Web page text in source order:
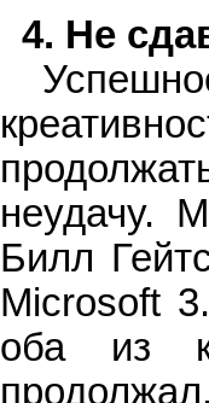
4. Не
неудачу.
Билл
Microsoft
оба из